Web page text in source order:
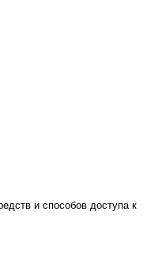
и способов доступа к